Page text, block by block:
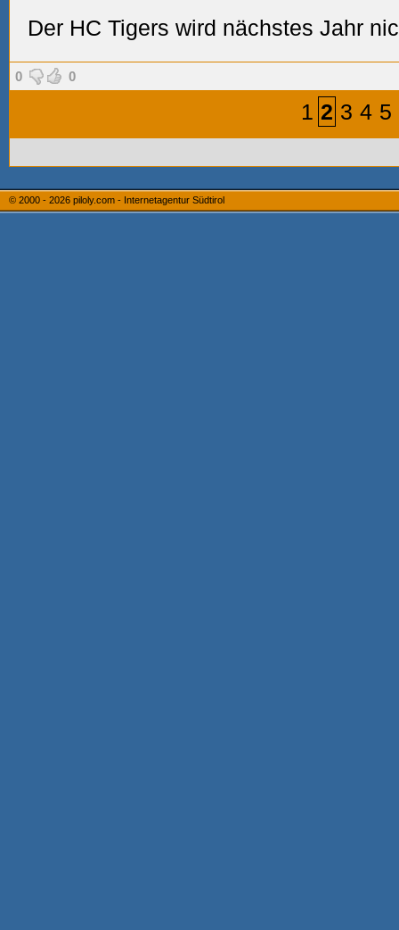
Der HC Tigers wird nächstes Jahr
0 0
1 2 3 4 5
© 2000 - 2026 piloly.com - Internetagentur Südtirol